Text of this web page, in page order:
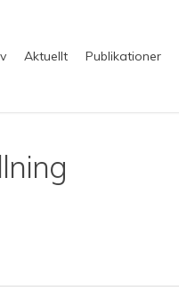
Aktuellt Publikationer